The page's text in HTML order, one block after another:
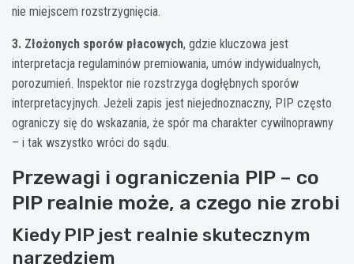
nie miejscem rozstrzygnięcia.
3. Złożonych sporów płacowych, gdzie kluczowa jest
interpretacja regulaminów premiowania, umów indywidualnych,
porozumień. Inspektor nie rozstrzyga dogłębnych sporów
interpretacyjnych. Jeżeli zapis jest niejednoznaczny, PIP często
ograniczy się do wskazania, że spór ma charakter cywilnoprawny
– i tak wszystko wróci do sądu.
Przewagi i ograniczenia PIP – co
PIP realnie może, a czego nie zrobi
Kiedy PIP jest realnie skutecznym
narzędziem